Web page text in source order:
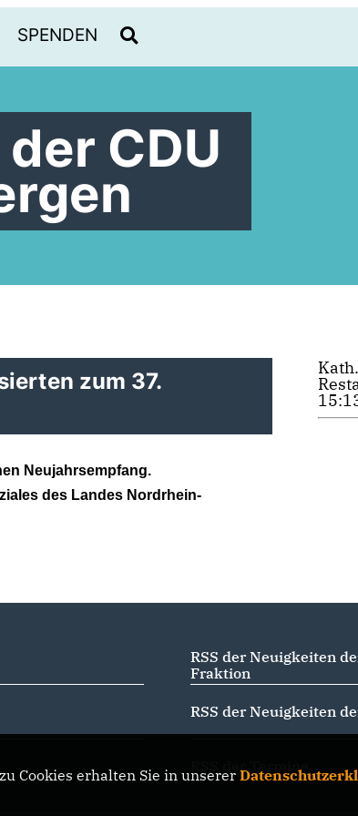
SPENDEN
CDU
zum 37.
Neujahrsempfang.
des Landes Nordrhein-
RSS der Neuigkeiten
Fraktion
RSS der Neuigkeiten
RSS der Termine
Cookies erhalten Sie in unserer